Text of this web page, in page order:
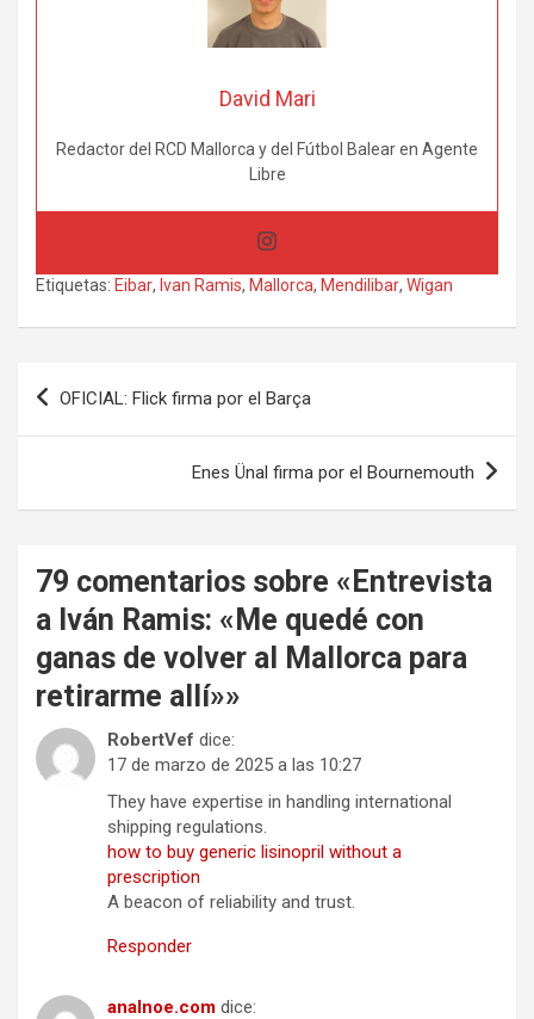
David Mari
Redactor del RCD Mallorca y del Fútbol Balear en Agente
Libre
Etiquetas: Eibar, Ivan Ramis, Mallorca, Mendilibar, Wigan
Navegación
de
OFICIAL: Flick firma por el Barça
Enes Ünal firma por el Bournemouth
79 comentarios sobre «Entrevista
a Iván Ramis: «Me quedé con
ganas de volver al Mallorca para
retirarme allí»»
RobertVef dice:
17 de marzo de 2025 a las 10:27
They have expertise in handling international
shipping regulations.
how to buy generic lisinopril without a
prescription
A beacon of reliability and trust.
Responder
analnoe.com dice: